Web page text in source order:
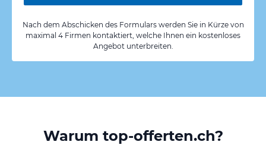
Nach dem Abschicken des Formulars werden Sie in Kürze von
maximal 4 Firmen kontaktiert, welche Ihnen ein kostenloses
Angebot unterbreiten.
Warum top-offerten.ch?